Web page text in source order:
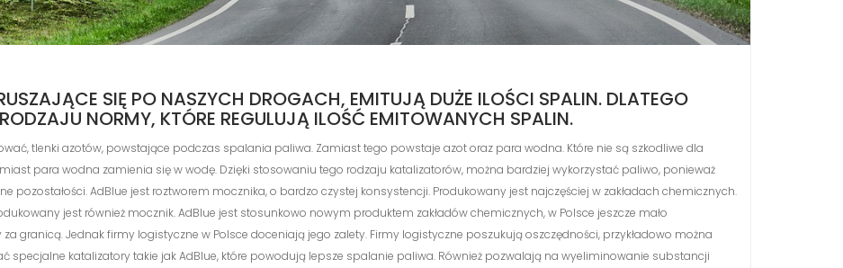
SIĘ PO NASZYCH DROGACH, EMITUJĄ DUŻE ILOŚCI SPALIN. DLATEGO
NORMY, KTÓRE REGULUJĄ ILOŚĆ EMITOWANYCH SPALIN.
tlenki azotów, powstające podczas spalania paliwa. Zamiast tego powstaje azot oraz para wodna. Które nie są szkodliwe dla
para wodna zamienia się w wodę. Dzięki stosowaniu tego rodzaju katalizatorów, można bardziej wykorzystać paliwo, ponieważ
pozostałości. AdBlue jest roztworem mocznika, o bardzo czystej konsystencji. Produkowany jest najczęściej w zakładach chemicznych.
jest również mocznik. AdBlue jest stosunkowo nowym produktem zakładów chemicznych, w Polsce jeszcze mało
granicą. Jednak firmy logistyczne w Polsce doceniają jego zalety. Firmy logistyczne poszukują oszczędności, przykładowo można
specjalne katalizatory takie jak AdBlue, które powodują lepsze spalanie paliwa. Również pozwalają na wyeliminowanie substancji